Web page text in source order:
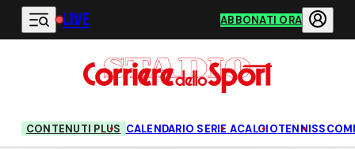
Vai al contenuto principale
LIVE ABBONATI ORA
CONTENUTI PLUS CALENDARIO SERIE ACALCIOTENNIS